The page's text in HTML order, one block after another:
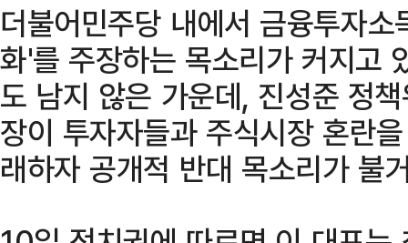
더불어민주당 내에서 금융투자
화'를 주장하는 목소리가 커지고
도 남지 않은 가운데, 진성준 정
장이 투자자들과 주식시장 혼란
래하자 공개적 반대 목소리가 불